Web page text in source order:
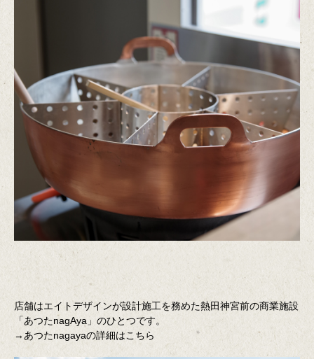
店舗はエイトデザインが設計施工を務めた熱田神宮前の商業施設
「あつたnagAya」のひとつです。
→ あつたnagayaの詳細はこちら